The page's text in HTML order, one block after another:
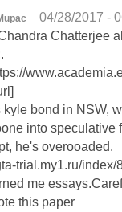
04/28/2017 -
Chatterjee
kyle bond in NSW,
into speculative
he's overooaded.
trial.my1.ru/index/
me
this paper